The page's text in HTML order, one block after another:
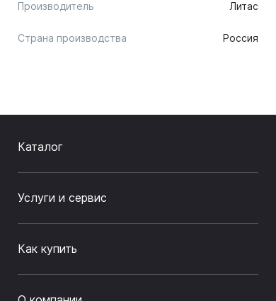
Производитель Литас
Страна производства Россия
Каталог
Услуги и сервис
Как купить